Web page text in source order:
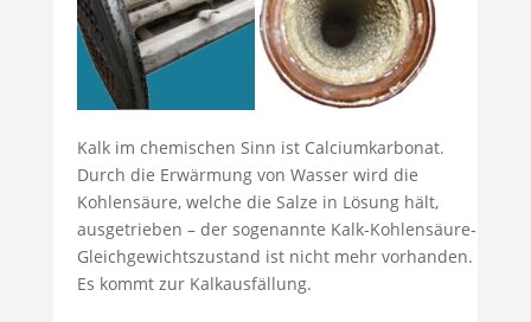
Kalk im chemischen Sinn ist Calciumkarbonat.
Durch die Erwärmung von Wasser wird die
Kohlensäure, welche die Salze in Lösung hält,
ausgetrieben – der sogenannte Kalk-Kohlensäure-
Gleichgewichtszustand ist nicht mehr vorhanden.
Es kommt zur Kalkausfällung.